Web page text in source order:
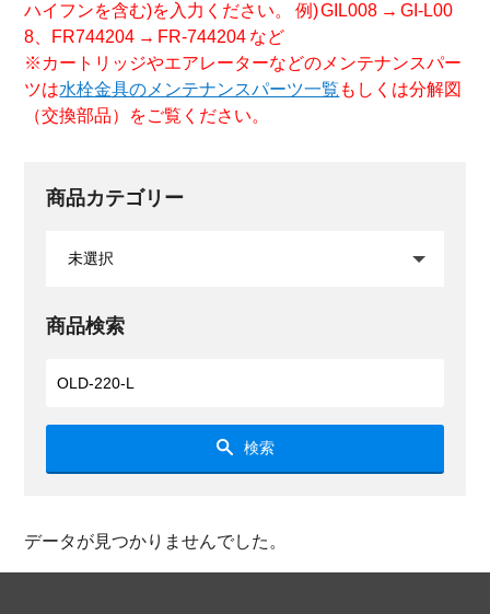
ハイフンを含む)を入力ください。 例) GIL008 → GI-L00
8、FR744204 → FR-744204 など
※カートリッジやエアレーターなどのメンテナンスパー
ツは水栓金具のメンテナンスパーツ一覧 もしくは分解図
（交換部品）をご覧ください。
商品カテゴリー
商品検索
検索
データが見つかりませんでした。